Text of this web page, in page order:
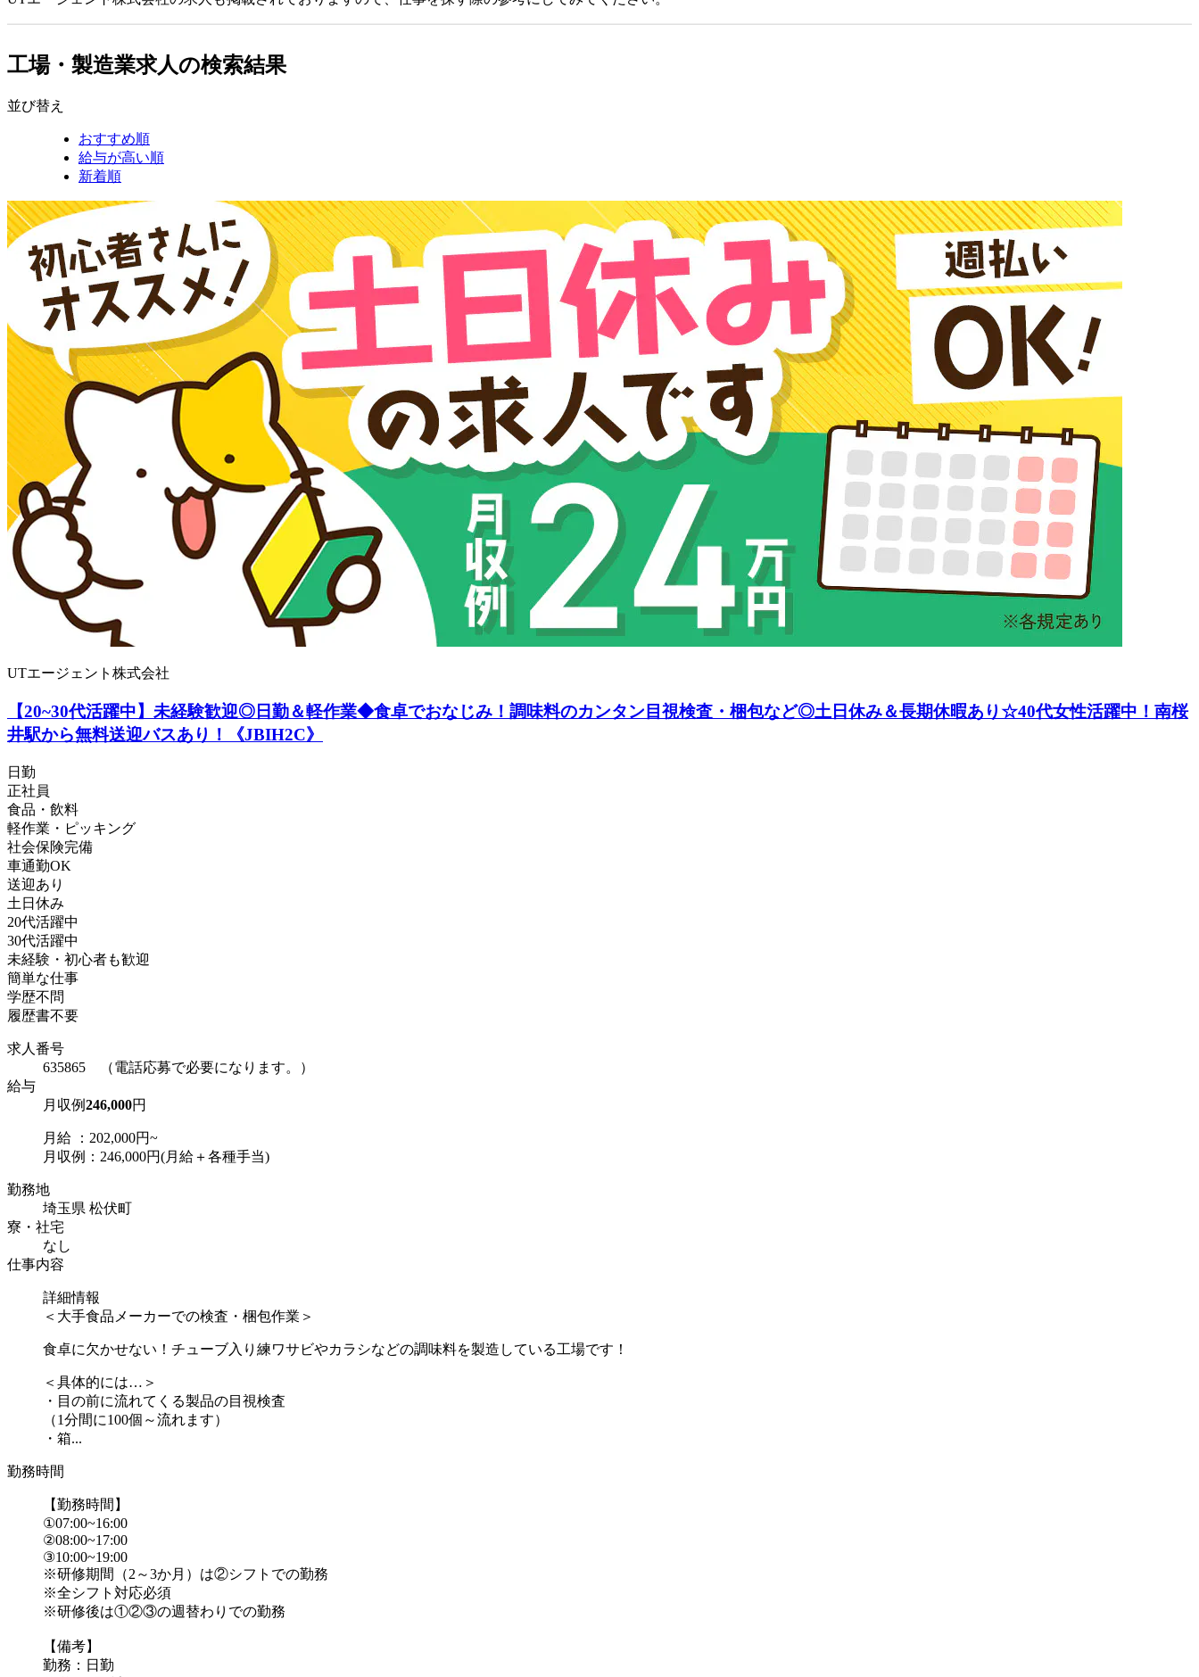
工場・製造業求人の検索結果
並び替え
おすすめ順
給与が高い順
新着順
UTエージェント株式会社
【20~30代活躍中】未経験歓迎◎日勤＆軽作業◆食卓でおなじみ！調味料のカンタン目視検査・梱包など◎土日休み＆長期休暇あり☆40代女性活躍中！南桜
井駅から無料送迎バスあり！《JBIH2C》
日勤
正社員
食品・飲料
軽作業・ピッキング
社会保険完備
車通勤OK
送迎あり
土日休み
20代活躍中
30代活躍中
未経験・初心者も歓迎
簡単な仕事
学歴不問
履歴書不要
求人番号
635865 （電話応募で必要になります。）
給与
月収例246,000円
月給 ：202,000円~
月収例：246,000円(月給＋各種手当)
勤務地
埼玉県 松伏町
寮・社宅
なし
仕事内容
詳細情報
＜大手食品メーカーでの検査・梱包作業＞
食卓に欠かせない！チューブ入り練ワサビやカラシなどの調味料を製造している工場です！
＜具体的には…＞
・目の前に流れてくる製品の目視検査
（1分間に100個～流れます）
・箱...
勤務時間
【勤務時間】
①07:00~16:00
②08:00~17:00
③10:00~19:00
※研修期間（2～3か月）は②シフトでの勤務
※全シフト対応必須
※研修後は①②③の週替わりでの勤務
【備考】
勤務：日勤